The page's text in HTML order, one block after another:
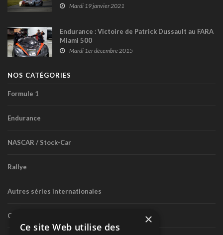
Mardi 19 janvier 2021
Endurance : Victoire de Patrick Dussault au FARA
Miami 500
Mardi 1er décembre 2015
NOS CATÉGORIES
Formule 1
Endurance
NASCAR / Stock-Car
Rallye
Autres séries internationales
Circuit routier canadien ×
Ce site Web utilise des